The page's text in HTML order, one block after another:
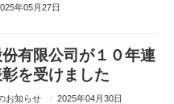
年05月27日
有限公司が１０年連
を受けました
お知らせ 2025年04月30日